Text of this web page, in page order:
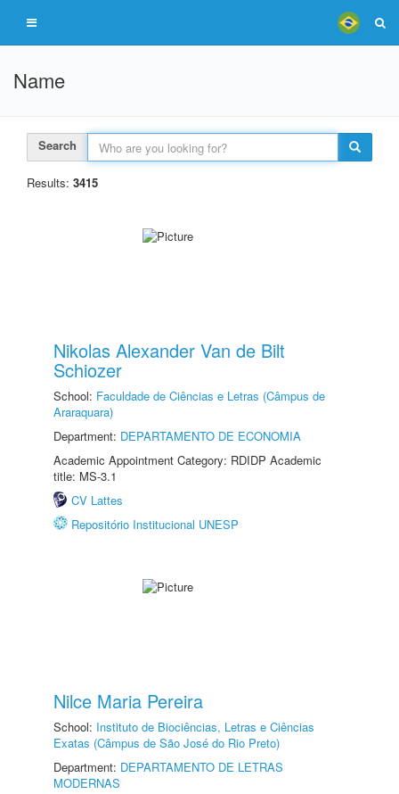
Name
Search
Results: 3415
Nikolas Alexander Van de Bilt
Schiozer
School: Faculdade de Ciências e Letras (Câmpus de
Araraquara)
Department: DEPARTAMENTO DE ECONOMIA
Academic Appointment Category: RDIDP Academic
title: MS-3.1
CV Lattes
Repositório Institucional UNESP
Nilce Maria Pereira
School: Instituto de Biociências, Letras e Ciências
Exatas (Câmpus de São José do Rio Preto)
Department: DEPARTAMENTO DE LETRAS
MODERNAS